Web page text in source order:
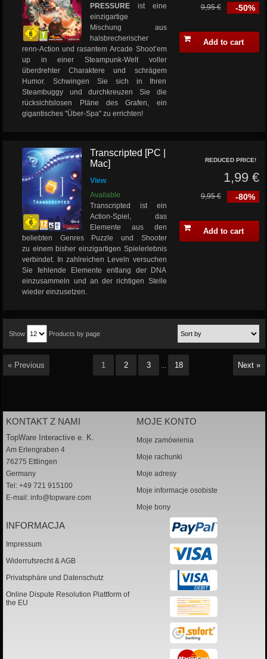
PRESSURE ist eine
einzigartige
Mischung aus
halsbrecherischer
renn-Action und rasantem Arcade Shoot’em
up in einer Steampunk-Welt voller
überdrehter Charaktere und schrägem
Humor. Schwingen Sie sich in Ihren
Steambuggy und durchkreuzen Sie die
rücksichtslosen Pläne des Grafen, ein
gigantisches "Über-Spa" zu errichten!
-50%
9,95 €
Add to cart
Transcripted [PC |
Mac]
View
Available
Transcripted ist ein
Action-Spiel, das
Elemente aus den
beliebten Genres Puzzle und Shooter
zu einem bisher einzigartigen Spielerlebnis
verbindet. In zahlreichen Leveln versuchen
Sie fehlende Elemente entlang der DNA
einzusammeln und an der richtigen Stelle
wieder einzusetzen.
REDUCED PRICE!
1,99 €
-80%
9,95 €
Add to cart
Show Products by page
« Previous 1 2 3 ... 18 Next »
KONTAKT Z NAMI
TopWare Interactive e. K.
Am Erlengraben 4
76275 Ettlingen
Germany
Tel: +49 721 915100
E-mail: info@topware.com
MOJE KONTO
Moje zamówienia
Moje rachunki
Moje adresy
Moje informacje osobiste
Moje bony
INFORMACJA
Impressum
Widerrufsrecht & AGB
Privatsphäre und Datenschutz
Online Dispute Resolution Plattform of
the EU